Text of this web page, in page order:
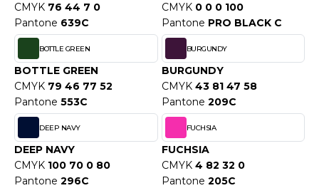
UND JACKEN
COOL
HOODS
T'S
CMYK 76 44 7 0
Pantone 639C
CMYK 0 0 0 100
Pantone PRO BLACK C
BOTTLE GREEN
BOTTLE GREEN
CMYK 79 46 77 52
Pantone 553C
BURGUNDY
BURGUNDY
CMYK 43 81 47 58
Pantone 209C
DEEP NAVY
DEEP NAVY
CMYK 100 70 0 80
Pantone 296C
FUCHSIA
FUCHSIA
CMYK 4 82 32 0
Pantone 205C